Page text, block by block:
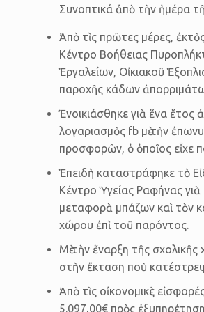
Συνοπτικά ἀπὸ τὴν ἡμέρα
Ἀπὸ τὶς πρῶτες μέρες,
Κέντρο Βοήθειας
Ἐργαλείων, Οἰκιακοῦ
παροχῆς κάδων
Ἐνοικιάσθηκε γιὰ ἕνα
λογαριασμὸς fb μὲ τὴν
προσφορῶν, ὁ ὁποῖος εἶχε
Ἐπειδὴ καταστράφηκε τὸ
Κέντρο Ὑγείας Ραφήνας
μεταφορὰ μπάζων καὶ τὸν
χώρου ἐπὶ τοῦ παρόντος.
Μὲ τὴν ἔναρξη τῆς
στὴν ἔκταση ποὺ
Ἀπὸ τὶς οἰκονομικὲς
5.097,00€ πρὸς